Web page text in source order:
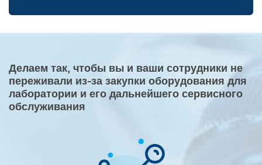
Делаем так, чтобы вы и ваши сотрудники не
переживали из-за закупки оборудования для
лаборатории и его дальнейшего сервисного
обслуживания